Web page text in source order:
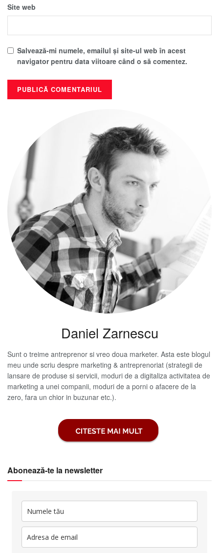
Site web
Salvează-mi numele, emailul și site-ul web în acest
navigator pentru data viitoare când o să comentez.
Daniel Zarnescu
Sunt o treime antreprenor si vreo doua marketer. Asta este blogul
meu unde scriu despre marketing & antreprenoriat (strategii de
lansare de produse si servicii, moduri de a digitaliza activitatea de
marketing a unei companii, moduri de a porni o afacere de la
zero, fara un chior in buzunar etc.).
Abonează-te la newsletter